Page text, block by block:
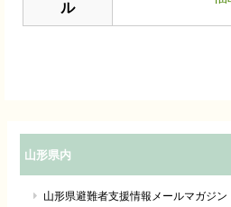
ル
山形県内
山形県避難者支援情報メールマガジン